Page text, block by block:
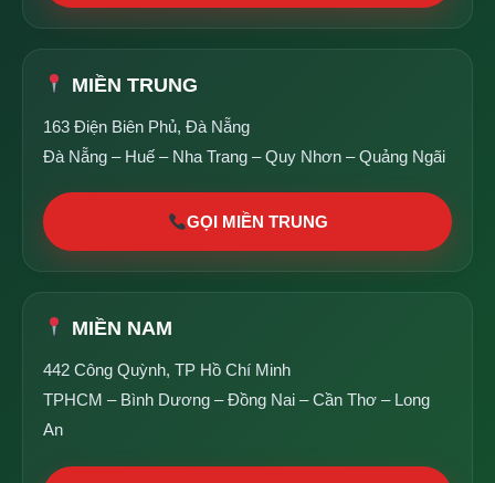
MIỀN TRUNG
163 Điện Biên Phủ, Đà Nẵng
Đà Nẵng – Huế – Nha Trang – Quy Nhơn – Quảng Ngãi
GỌI MIỀN TRUNG
MIỀN NAM
442 Công Quỳnh, TP Hồ Chí Minh
TPHCM – Bình Dương – Đồng Nai – Cần Thơ – Long
An